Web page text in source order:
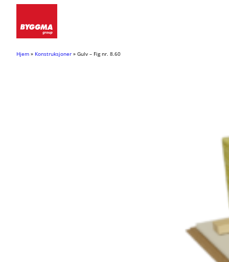
innhold
Hjem » Konstruksjoner » Gulv – Fig nr. 8.60